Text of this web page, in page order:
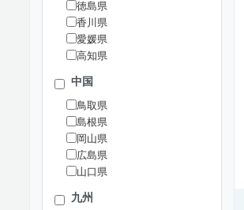
徳島県
香川県
愛媛県
高知県
中国
鳥取県
島根県
岡山県
広島県
山口県
九州